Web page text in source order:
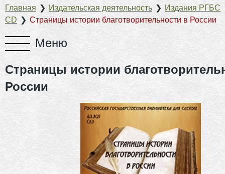
Главная ❯ Издательская деятельность ❯ Издания РГБС
CD ❯ Страницы истории благотворительности в России
Страницы истории
России